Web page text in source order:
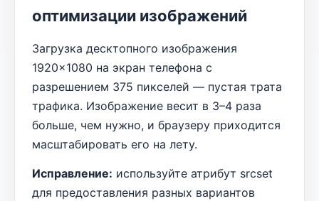
оптимизации изображений
Загрузка десктопного изображения
1920×1080 на экран телефона с
разрешением 375 пикселей — пустая трата
трафика. Изображение весит в 3–4 раза
больше, чем нужно, и браузеру приходится
масштабировать его на лету.
Исправление: используйте атрибут srcset
для предоставления разных вариантов